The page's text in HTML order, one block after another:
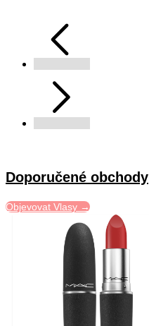
Doporučené obchody
Objevovat Vlasy →